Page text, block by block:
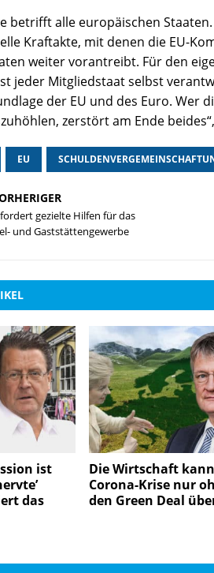
betrifft alle europäischen
Kraftakte, mit denen die EU-
weiter vorantreibt. Für den
jeder Mitgliedstaat selbst
der EU und des Euro. Wer
zerstört am Ende
EU
gezielte Hilfen für das
und Gaststättengewerbe
ist
das
Die Wirtschaft
Corona-Krise nur
den Green Deal